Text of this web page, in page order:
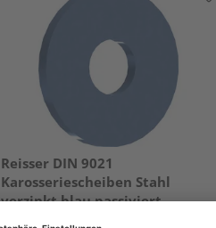
Reisser DIN 9021
Karosseriescheiben Stahl
verzinkt blau passiviert